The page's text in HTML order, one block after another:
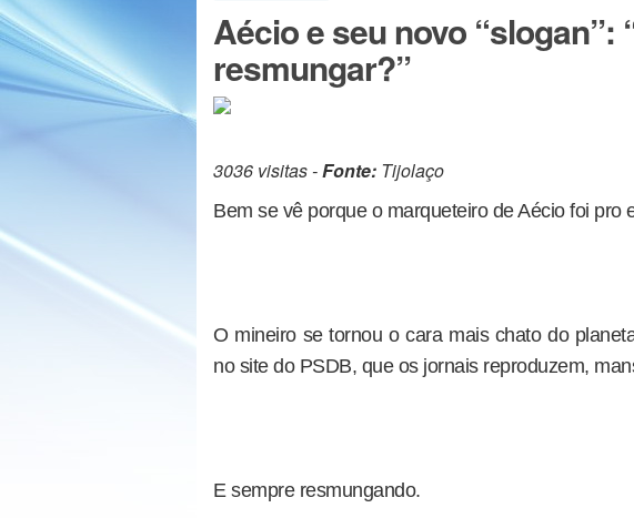
Aécio e seu novo “slogan”:
resmungar?”
3036 visitas -Fonte: Tijolaço
Bem se vê porque o marqueteiro de Aécio foi pro
O mineiro se tornou o cara mais chato do
no site do PSDB, que os jornais reproduzem,
E sempre resmungando.